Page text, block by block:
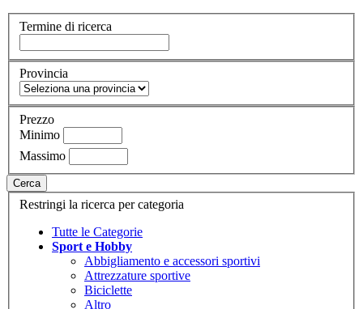
Termine di ricerca
Provincia
Prezzo
Minimo
Massimo
Cerca
Restringi la ricerca per categoria
Tutte le Categorie
Sport e Hobby
Abbigliamento e accessori sportivi
Attrezzature sportive
Biciclette
Altro